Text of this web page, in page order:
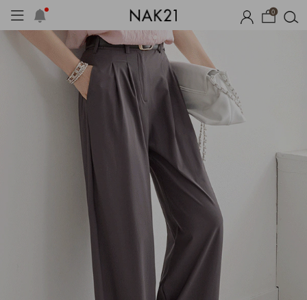
0
1+1 기획세트 자체제작